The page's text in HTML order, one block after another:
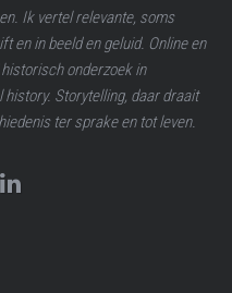
Ik vertel relevante, soms
en in beeld en geluid. Online en
onderzoek in
Storytelling, daar draait
ter sprake en tot leven.